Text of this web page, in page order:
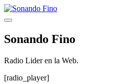
Saltar
al
Menú
Sonando Fino
Radio Lider en la Web.
[radio_player]